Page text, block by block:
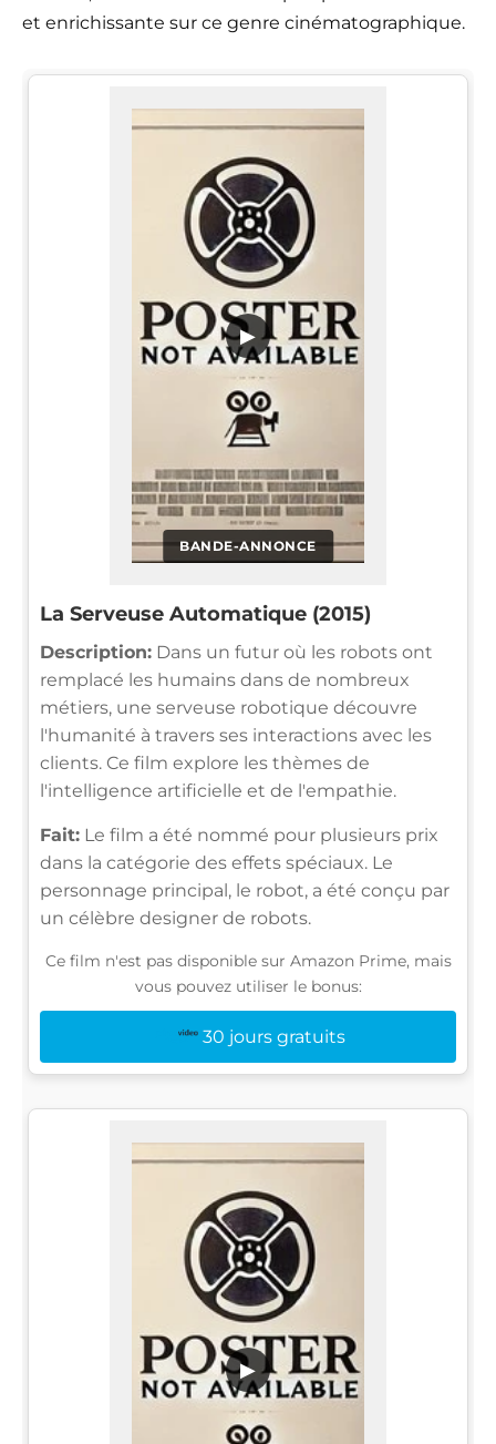
et enrichissante sur ce genre cinématographique.
BANDE-ANNONCE
▶
La Serveuse Automatique (2015)
Description: Dans un futur où les robots ont
remplacé les humains dans de nombreux
métiers, une serveuse robotique découvre
l'humanité à travers ses interactions avec les
clients. Ce film explore les thèmes de
l'intelligence artificielle et de l'empathie.
Fait: Le film a été nommé pour plusieurs prix
dans la catégorie des effets spéciaux. Le
personnage principal, le robot, a été conçu par
un célèbre designer de robots.
Ce film n'est pas disponible sur Amazon Prime, mais
vous pouvez utiliser le bonus:
30 jours gratuits
▶